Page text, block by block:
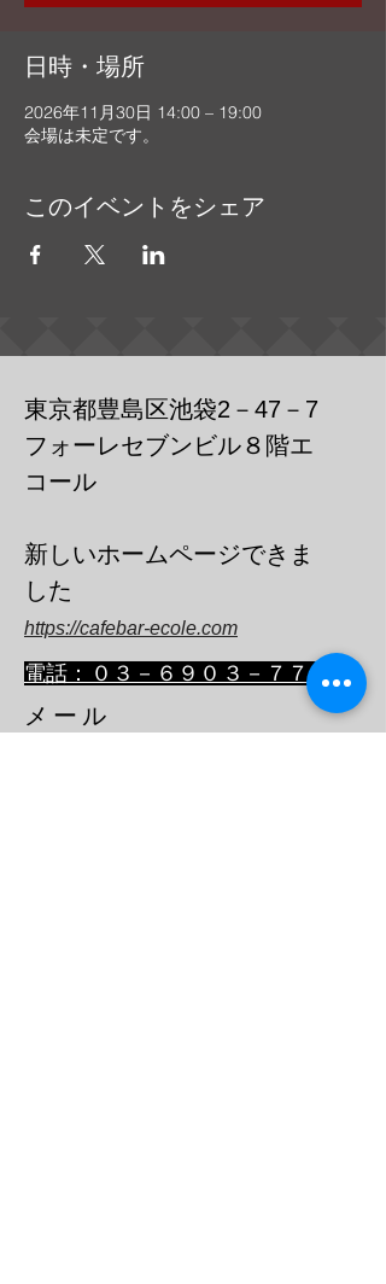
日時・場所
2026年11月30日 14:00 – 19:00
会場は未定です。
このイベントをシェア
東京都豊島区池袋2－47－7
フォーレセブンビル８階エ
コール
​新しいホームページできま
した
https://cafebar-ecole.com
​電話：０３－６９０３－７７３６
メール